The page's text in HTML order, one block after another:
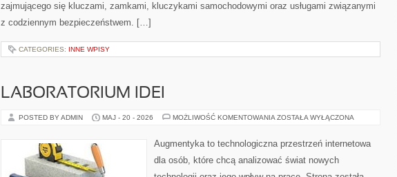
zajmującego się kluczami, zamkami, kluczykami samochodowymi oraz usługami związanymi
z codziennym bezpieczeństwem. […]
CATEGORIES: INNE WPISY
LABORATORIUM IDEI
POSTED BY ADMIN MAJ - 20 - 2026 MOŻLIWOŚĆ KOMENTOWANIA LABORATORIUM
ZOSTAŁA WYŁĄCZONA
Augmentyka to technologiczna przestrzeń internetowa
dla osób, które chcą analizować świat nowych